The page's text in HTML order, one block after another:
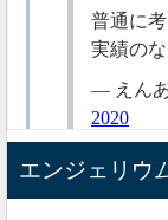
普通に
実績の
— えん
2020
今のところ現
エンジェリウ